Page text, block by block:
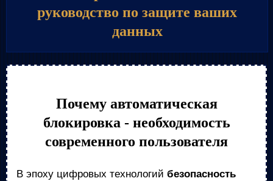
руководство по защите ваших
данных
Почему автоматическая
блокировка - необходимость
современного пользователя
В эпоху цифровых технологий безопасность